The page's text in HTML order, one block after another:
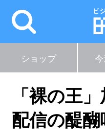
ショップ
「裸の王
配信の醍醐